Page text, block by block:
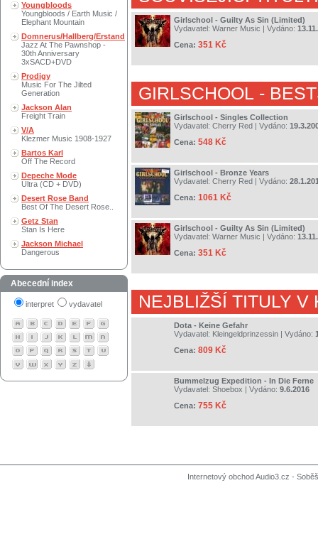
Youngbloods
Youngbloods / Earth Music /
Elephant Mountain
Domnerus/Hallberg/Erstand
Jazz At The Pawnshop -
30th Anniversary
3xSACD+DVD
Prodigy
Music For The Jilted
Generation
Jackson Alan
Freight Train
V/A
Klezmer Music 1908-1927
Bartos Karl
Off The Record
Depeche Mode
Ultra (CD + DVD)
Desert Rose Band
Best Of The Desert Rose..
Getz Stan
Stan Is Here
Jackson Michael
Dangerous
Abecední index
interpret vydavatel
Girlschool - Guilty As Sin (Limited)
Vydavatel: Warner Music | Vydáno:
Cena: 351 Kč
GIRLSCHOOL -
Girlschool - Singles Collection
Vydavatel: Cherry Red | Vydáno:
Cena: 548 Kč
Girlschool - Bronze Years
Vydavatel: Cherry Red | Vydáno:
Cena: 1061 Kč
Girlschool - Guilty As Sin (Limited)
Vydavatel: Warner Music | Vydáno:
Cena: 351 Kč
NEJBLIŽŠÍ TITULY V
Dota - Keine Gefahr
Vydavatel: Kleingeldprinzessin | Vydáno:
Cena: 809 Kč
Bummelzug Expedition - In Die Ferne
Vydavatel: Shoebox | Vydáno: 9.6.2016
Cena: 755 Kč
Internetový obchod Audio3.cz -